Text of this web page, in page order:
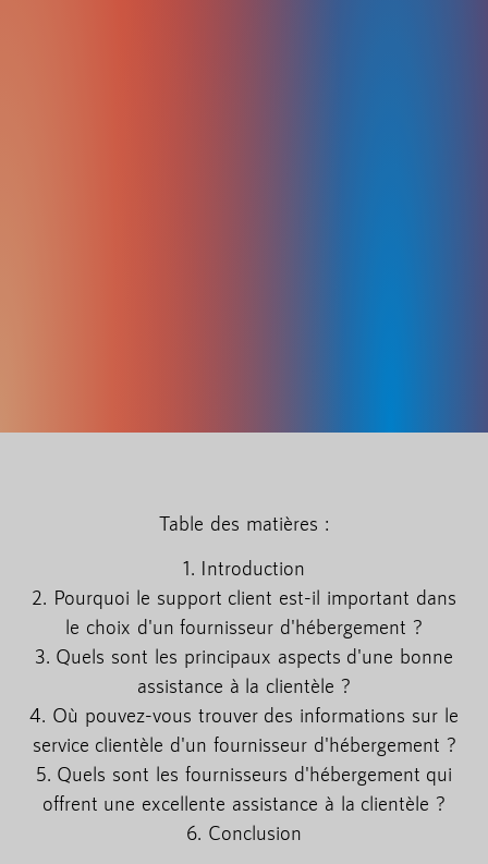
Table des matières :
1. Introduction
2. Pourquoi le support client est-il important dans
le choix d'un fournisseur d'hébergement ?
3. Quels sont les principaux aspects d'une bonne
assistance à la clientèle ?
4. Où pouvez-vous trouver des informations sur le
service clientèle d'un fournisseur d'hébergement ?
5. Quels sont les fournisseurs d'hébergement qui
offrent une excellente assistance à la clientèle ?
6. Conclusion